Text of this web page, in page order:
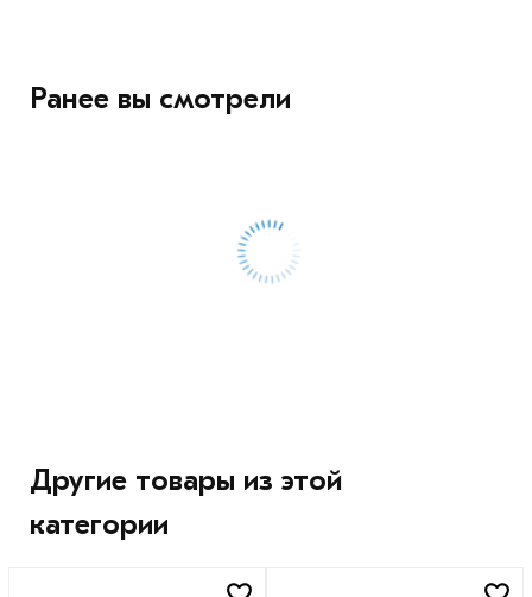
Ранее вы смотрели
Другие товары из этой
категории